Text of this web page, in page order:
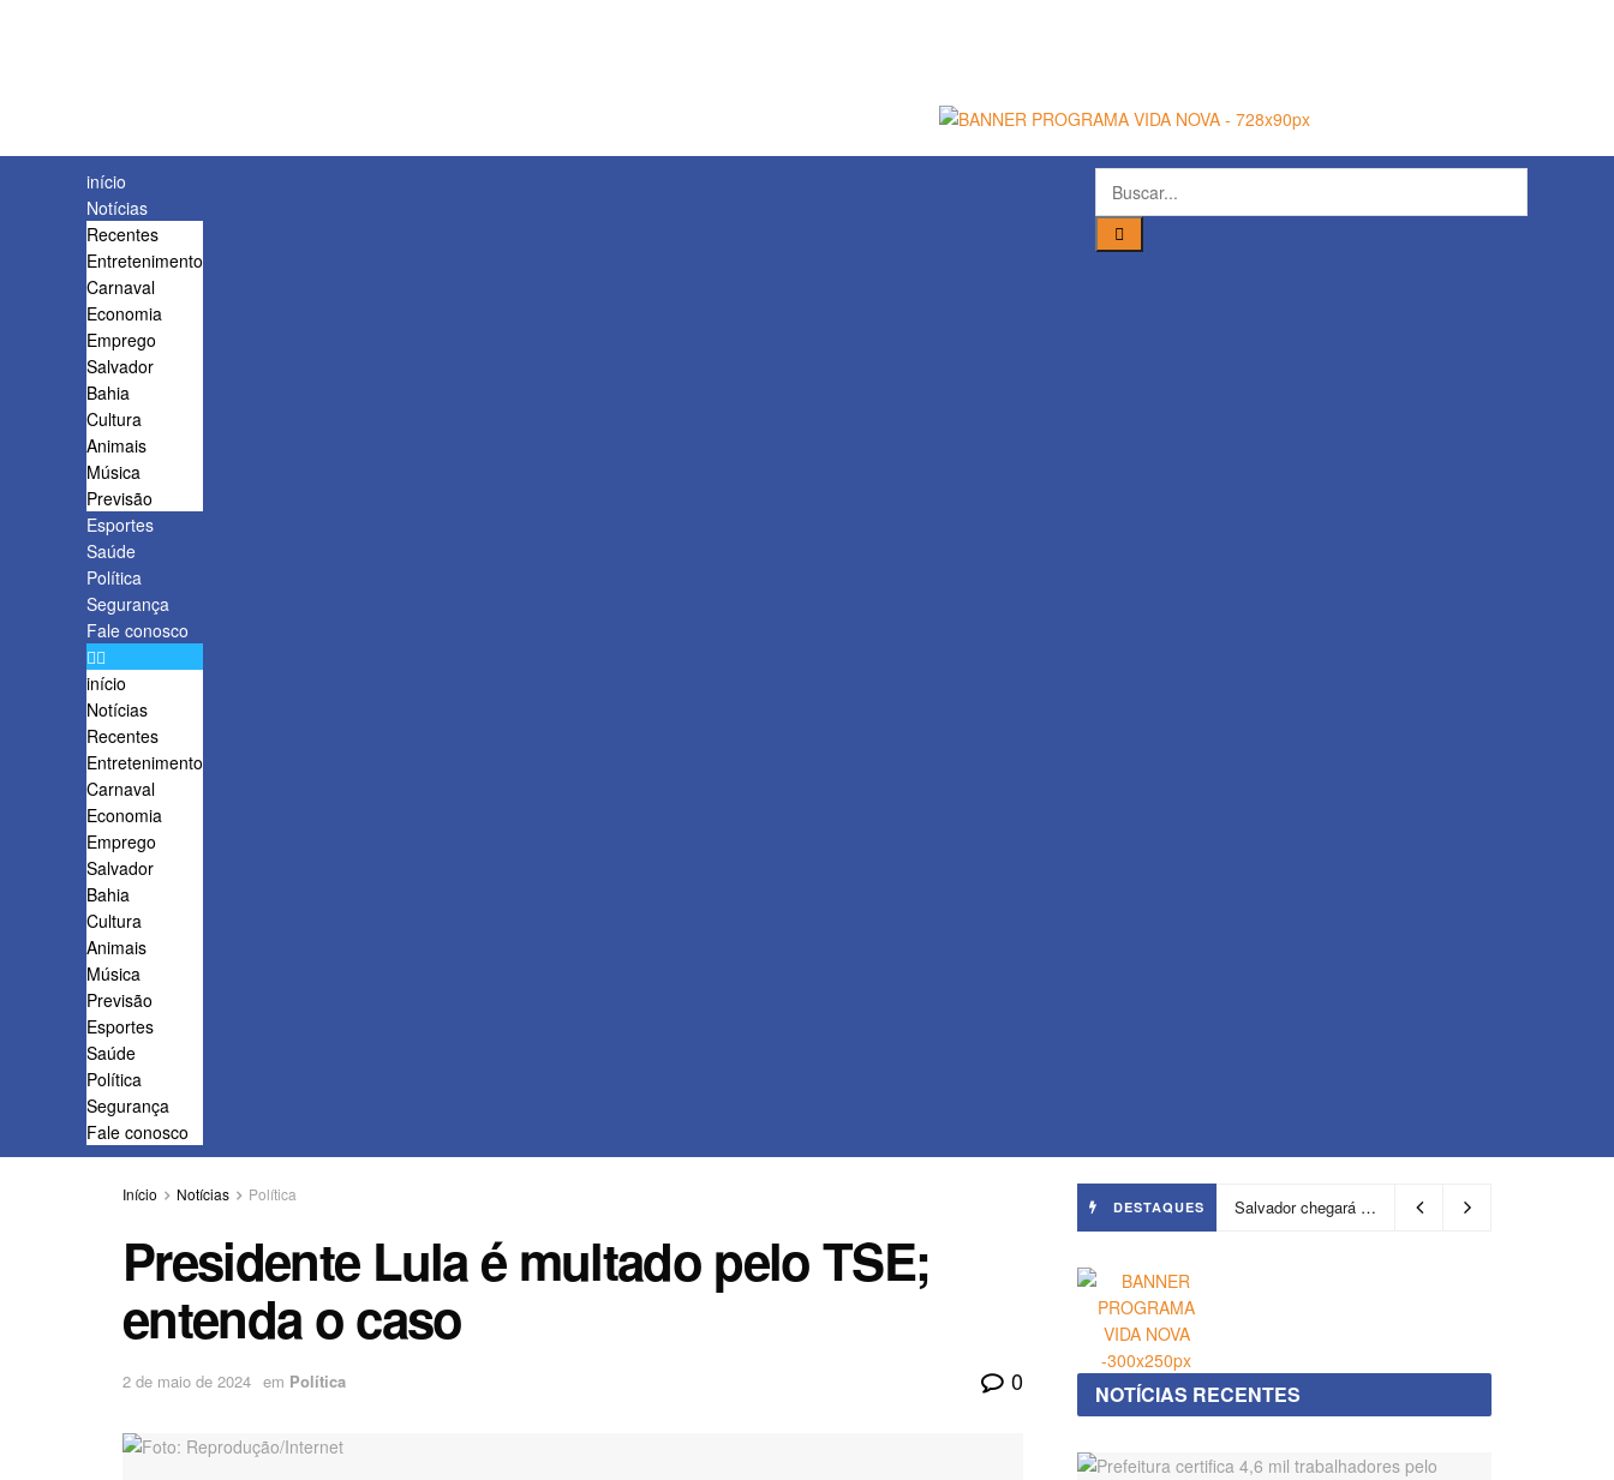
início
Notícias
Recentes
Entretenimento
Carnaval
Economia
Emprego
Salvador
Bahia
Cultura
Animais
Música
Previsão
Esportes
Saúde
Política
Segurança
Fale conosco
início
Notícias
Recentes
Entretenimento
Carnaval
Economia
Emprego
Salvador
Bahia
Cultura
Animais
Música
Previsão
Esportes
Saúde
Política
Segurança
Fale conosco
Início Notícias Política
Presidente Lula é multado pelo TSE;
entenda o caso
2 de maio de 2024 em Política 0
DESTAQUES Salvador chegará a 640 áreas protegidas pela Prefeitura com investimentos em contenções de encostas e prevenção de riscos
NOTÍCIAS RECENTES